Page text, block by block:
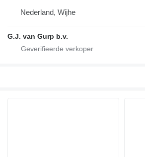
Nederland, Wijhe
G.J. van Gurp b.v.